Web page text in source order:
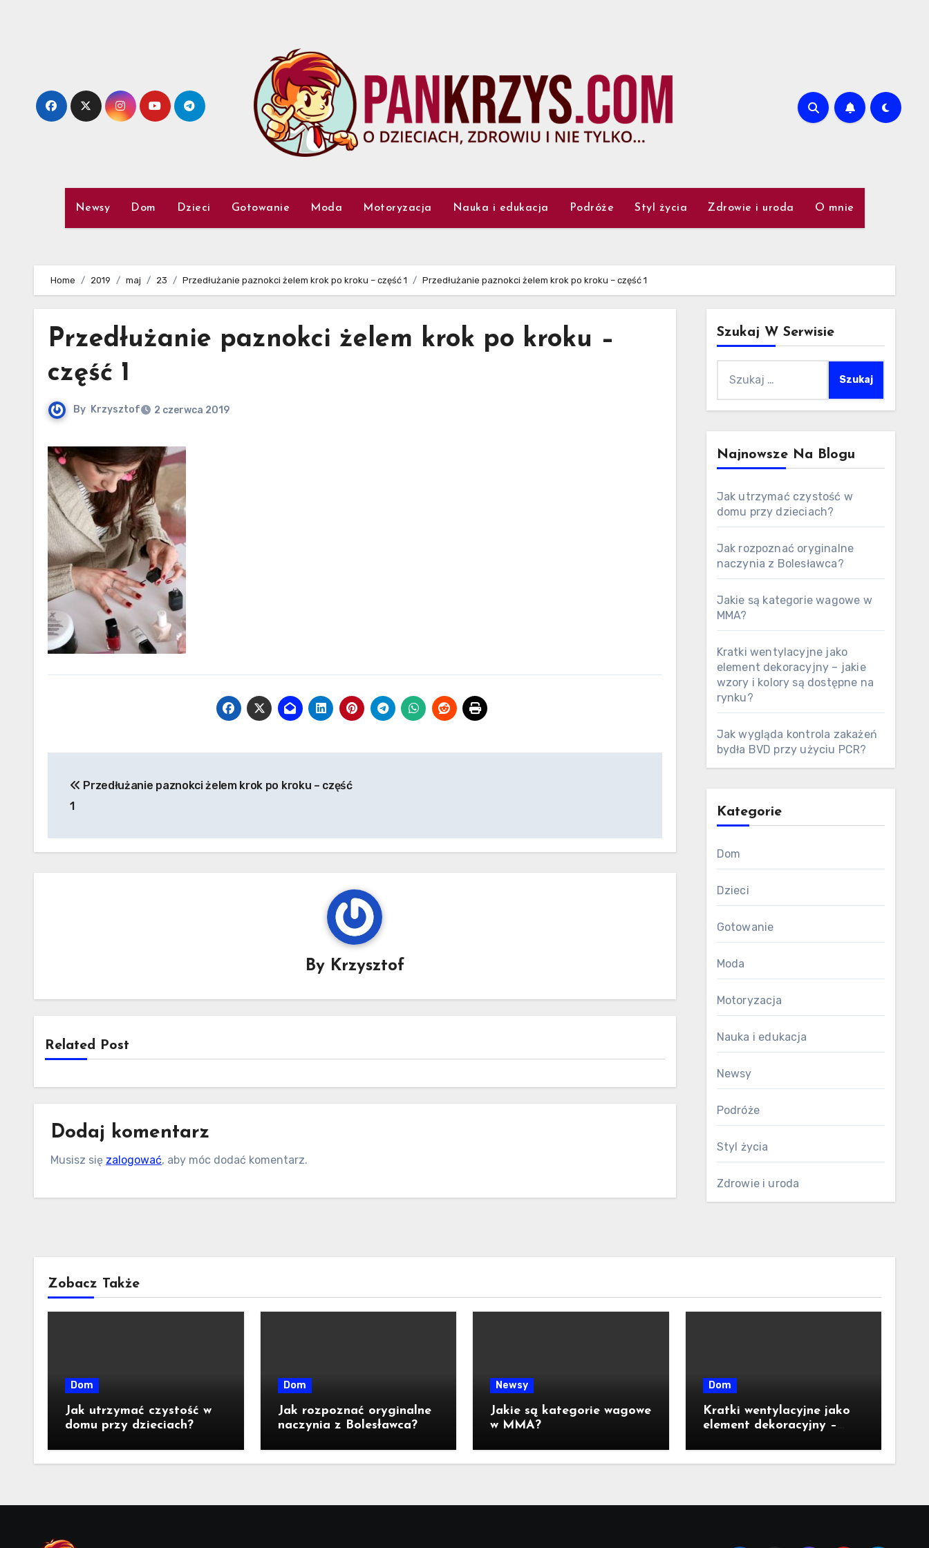
Newsy Dom Dzieci Gotowanie Moda Motoryzacja Nauka i edukacja Podróże Styl życia Zdrowie i uroda O mnie
Home 2019 maj 23 Przedłużanie paznokci żelem krok po kroku – część 1 Przedłużanie paznokci żelem krok po kroku – część 1
Przedłużanie paznokci żelem krok po kroku –
część 1
By Krzysztof 2 czerwca 2019
wpisuPrzedłużanie paznokci żelem krok po kroku – część
1
By Krzysztof
Related Post
Dodaj komentarz
Musisz się zalogować, aby móc dodać komentarz.
Szukaj W Serwisie
Najnowsze Na Blogu
Jak utrzymać czystość w
domu przy dzieciach?
Jak rozpoznać oryginalne
naczynia z Bolesławca?
Jakie są kategorie wagowe w
MMA?
Kratki wentylacyjne jako
element dekoracyjny – jakie
wzory i kolory są dostępne na
rynku?
Jak wygląda kontrola zakażeń
bydła BVD przy użyciu PCR?
Kategorie
Dom
Dzieci
Gotowanie
Moda
Motoryzacja
Nauka i edukacja
Newsy
Podróże
Styl życia
Zdrowie i uroda
Zobacz Także
Dom
Jak utrzymać czystość w
domu przy dzieciach?
Dom
Jak rozpoznać oryginalne
naczynia z Bolesławca?
Newsy
Jakie są kategorie wagowe
w MMA?
Dom
Kratki wentylacyjne jako
element dekoracyjny –
dostępne na rynku?